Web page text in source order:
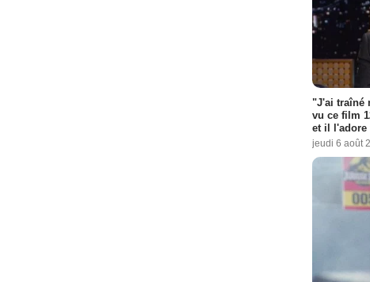
"J'ai traîné
vu ce film
et il l'adore
jeudi 6 août